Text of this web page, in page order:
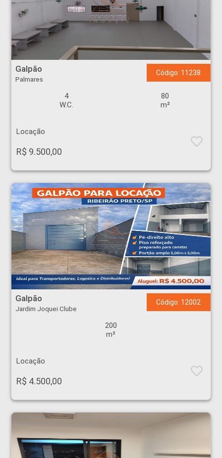
Galpão - Palmares - Ribeirão Preto
Galpão
Palmares
Código: 11238
4
W.C.
80
m²
Locação
R$ 9.500,00
Galpão - Jardim Joquei Clube - Ribeirão Preto
Galpão
Jardim Joquei Clube
Código: 12002
200
m²
Locação
R$ 4.500,00